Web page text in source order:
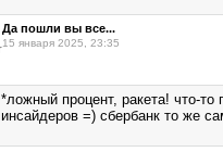
Да пошли вы все...
15 января 2025, 23:35
*ложный процент, ракета! что-
инсайдеров =) сбербанк то же